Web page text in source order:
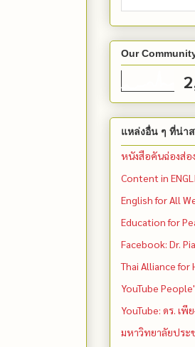
Our
แหล่งอื่น ๆ ที่น่า
หนังสือคันฉ่องส่อ
Content in
English for All
Education for
Facebook: Dr.
Thai Alliance for
YouTube
YouTube: ดร. เพี
มหาวิทยาลัยประ